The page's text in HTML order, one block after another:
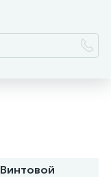
Винтовой